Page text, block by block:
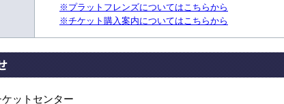
※プラットフレンズについてはこちらから
※チケット購入案内についてはこちらから
ットセンター